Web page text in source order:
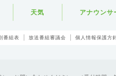
天気 アナウンサ
番組表 放送番組審議会 個人情報保護方